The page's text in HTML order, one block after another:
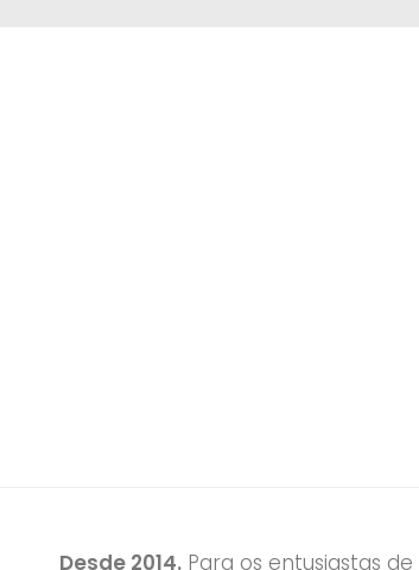
Desde 2014. Para os entusiastas de